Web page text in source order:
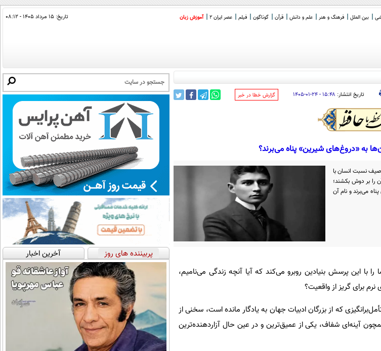
بین الملل فرهنگ و هنر علم و دانش قرآن گوناگون فیلم عصر ایران 2 آموزش زبان تاریخ: ۱۵ مرداد ۱۴۰۵ - ۰۸:۱۲
تاریخ انتشار: ۱۵:۴۸ - ۲۴-۰۱-۱۴۰۵ ‌گزارش خطا در خبر
به «دروغ‌های شیرین» پناه می‌برند؟
نسبت انسان با
را بر دوش بکشند؛
می‌برند و نام آن
با این پرسش بنیادین روبرو می‌کند که آیا آنچه زندگی می‌نامیم،
برای گریز از واقعیت؟
که از بزرگان ادبیات جهان به یادگار مانده است، سخنی از
آینه‌ای شفاف، یکی از عمیق‌ترین و در عین حال آزاردهنده‌ترین
پربیننده های روز آخرین اخبار